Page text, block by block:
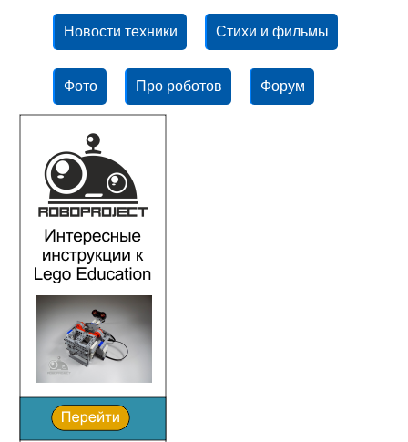
Новости техники Стихи и фильмы
Фото Про роботов Форум